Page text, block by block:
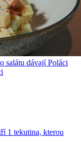
salátu dávají Poláci
1 tekutina, kterou